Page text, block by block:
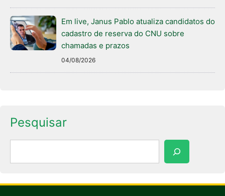
Em live, Janus Pablo atualiza candidatos do
cadastro de reserva do CNU sobre
chamadas e prazos
04/08/2026
Pesquisar